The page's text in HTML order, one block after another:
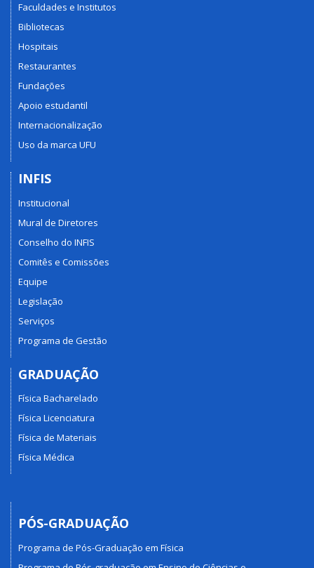
Faculdades e Institutos
Bibliotecas
Hospitais
Restaurantes
Fundações
Apoio estudantil
Internacionalização
Uso da marca UFU
INFIS
Institucional
Mural de Diretores
Conselho do INFIS
Comitês e Comissões
Equipe
Legislação
Serviços
Programa de Gestão
GRADUAÇÃO
Física Bacharelado
Física Licenciatura
Física de Materiais
Física Médica
PÓS-GRADUAÇÃO
Programa de Pós-Graduação em Física